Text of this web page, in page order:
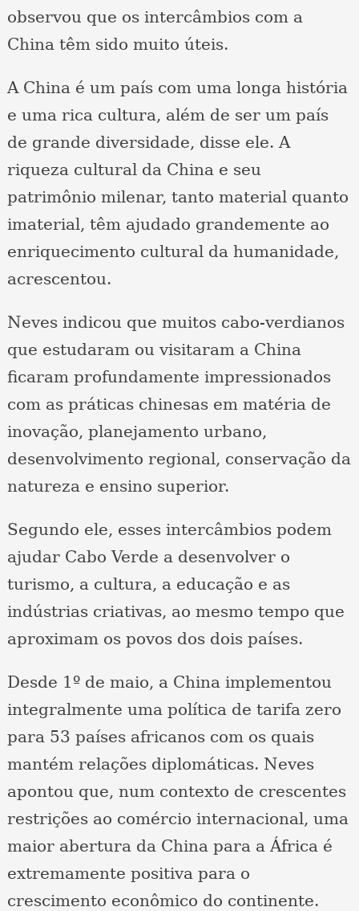
observou que os intercâmbios com a
China têm sido muito úteis.
A China é um país com uma longa história
e uma rica cultura, além de ser um país
de grande diversidade, disse ele. A
riqueza cultural da China e seu
patrimônio milenar, tanto material quanto
imaterial, têm ajudado grandemente ao
enriquecimento cultural da humanidade,
acrescentou.
Neves indicou que muitos cabo-verdianos
que estudaram ou visitaram a China
ficaram profundamente impressionados
com as práticas chinesas em matéria de
inovação, planejamento urbano,
desenvolvimento regional, conservação da
natureza e ensino superior.
Segundo ele, esses intercâmbios podem
ajudar Cabo Verde a desenvolver o
turismo, a cultura, a educação e as
indústrias criativas, ao mesmo tempo que
aproximam os povos dos dois países.
Desde 1º de maio, a China implementou
integralmente uma política de tarifa zero
para 53 países africanos com os quais
mantém relações diplomáticas. Neves
apontou que, num contexto de crescentes
restrições ao comércio internacional, uma
maior abertura da China para a África é
extremamente positiva para o
crescimento econômico do continente.